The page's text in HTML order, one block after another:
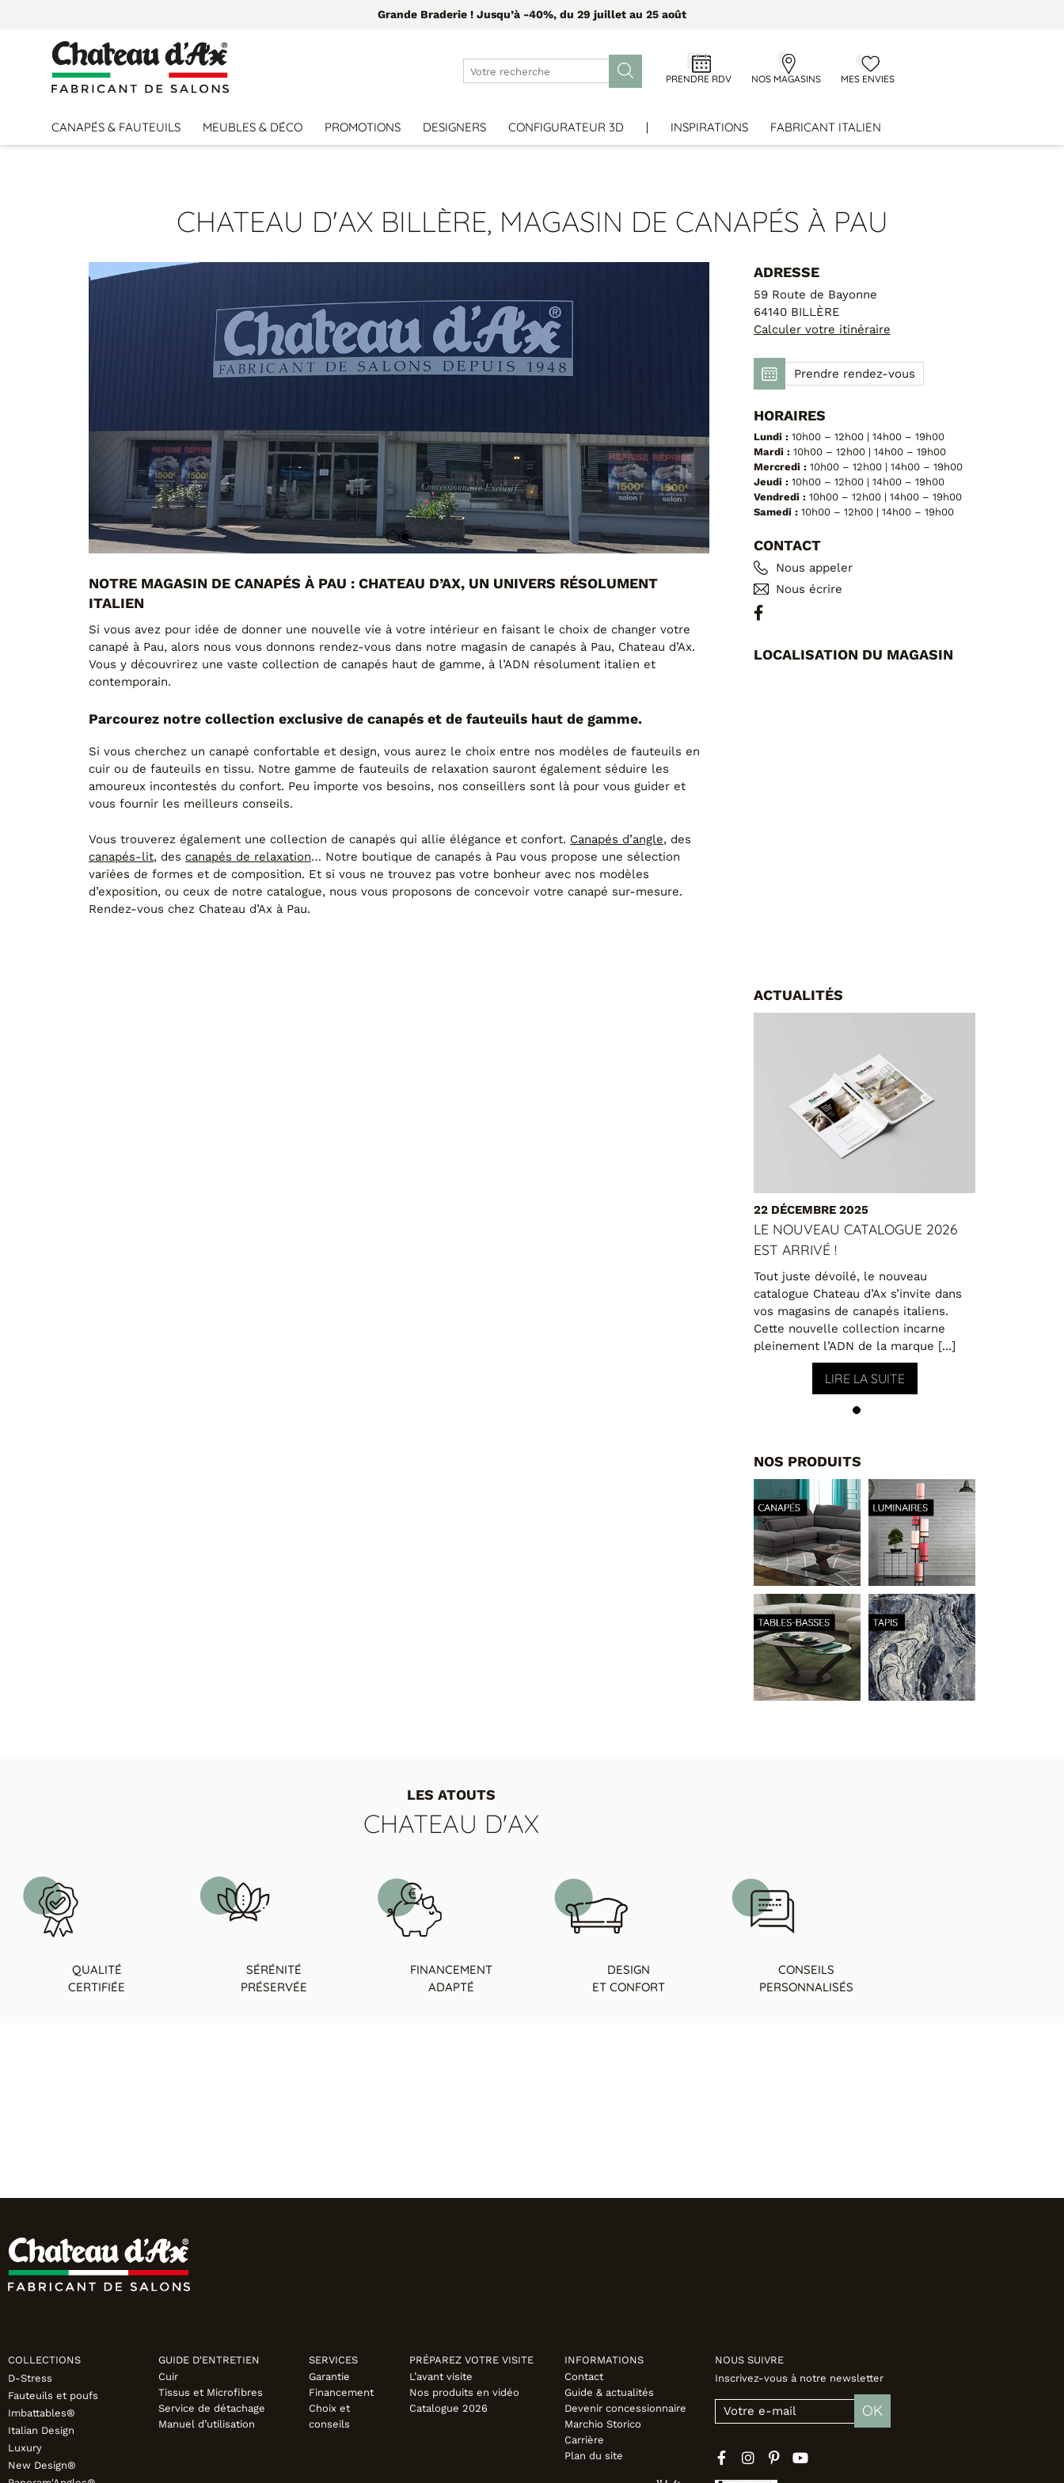
Grande Braderie ! Jusqu’à -40%, du 29 juillet au 25 août
PRENDRE RDV NOS MAGASINS MES ENVIES
CANAPÉS & FAUTEUILS MEUBLES & DÉCO PROMOTIONS DESIGNERS CONFIGURATEUR 3D | INSPIRATIONS FABRICANT ITALIEN
CHATEAU D'AX BILLÈRE, MAGASIN DE CANAPÉS À PAU
ADRESSE
59 Route de Bayonne
64140 BILLÈRE
Calculer votre itinéraire
Prendre rendez-vous
HORAIRES
Lundi : 10h00 – 12h00 | 14h00 – 19h00
Mardi : 10h00 – 12h00 | 14h00 – 19h00
Mercredi : 10h00 – 12h00 | 14h00 – 19h00
Jeudi : 10h00 – 12h00 | 14h00 – 19h00
Vendredi : 10h00 – 12h00 | 14h00 – 19h00
Samedi : 10h00 – 12h00 | 14h00 – 19h00
CONTACT
Nous appeler
Nous écrire
LOCALISATION DU MAGASIN
ACTUALITÉS
22 DÉCEMBRE 2025
LE NOUVEAU CATALOGUE 2026
EST ARRIVÉ !
Tout juste dévoilé, le nouveau
catalogue Chateau d’Ax s’invite dans
vos magasins de canapés italiens.
Cette nouvelle collection incarne
pleinement l’ADN de la marque [...]
LIRE LA SUITE
NOS PRODUITS
NOTRE MAGASIN DE CANAPÉS À PAU : CHATEAU D’AX, UN UNIVERS RÉSOLUMENT
ITALIEN
Si vous avez pour idée de donner une nouvelle vie à votre intérieur en faisant le choix de changer votre
canapé à Pau, alors nous vous donnons rendez-vous dans notre magasin de canapés à Pau, Chateau d’Ax.
Vous y découvrirez une vaste collection de canapés haut de gamme, à l’ADN résolument italien et
contemporain.
Parcourez notre collection exclusive de canapés et de fauteuils haut de gamme.
Si vous cherchez un canapé confortable et design, vous aurez le choix entre nos modèles de fauteuils en
cuir ou de fauteuils en tissu. Notre gamme de fauteuils de relaxation sauront également séduire les
amoureux incontestés du confort. Peu importe vos besoins, nos conseillers sont là pour vous guider et
vous fournir les meilleurs conseils.
Vous trouverez également une collection de canapés qui allie élégance et confort. Canapés d’angle, des
canapés-lit, des canapés de relaxation… Notre boutique de canapés à Pau vous propose une sélection
variées de formes et de composition. Et si vous ne trouvez pas votre bonheur avec nos modèles
d’exposition, ou ceux de notre catalogue, nous vous proposons de concevoir votre canapé sur-mesure.
Rendez-vous chez Chateau d’Ax à Pau.
LES ATOUTS
CHATEAU D'AX
QUALITÉ
CERTIFIÉE
SÉRÉNITÉ
PRÉSERVÉE
FINANCEMENT
ADAPTÉ
DESIGN
ET CONFORT
CONSEILS
PERSONNALISÉS
COLLECTIONS
D-Stress
Fauteuils et poufs
Imbattables®
Italian Design
Luxury
New Design®
GUIDE D'ENTRETIEN
Cuir
Tissus et Microfibres
Service de détachage
Manuel d’utilisation
SERVICES
Garantie
Financement
Choix et
conseils
PRÉPAREZ VOTRE VISITE
L’avant visite
Nos produits en vidéo
Catalogue 2026
INFORMATIONS
Contact
Guide & actualités
Devenir concessionnaire
Marchio Storico
Carrière
Plan du site
NOUS SUIVRE
Inscrivez-vous à notre newsletter
OK